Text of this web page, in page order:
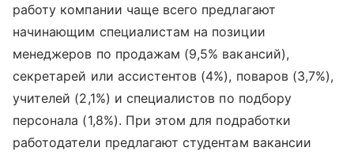
работу компании чаще всего предлагают
начинающим специалистам на позиции
менеджеров по продажам (9,5% вакансий),
секретарей или ассистентов (4%), поваров (3,7%),
учителей (2,1%) и специалистов по подбору
персонала (1,8%). При этом для подработки
работодатели предлагают студентам вакансии